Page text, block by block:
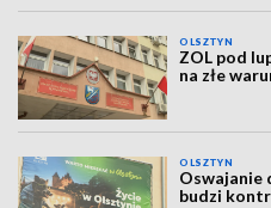
OLSZTYN
ZOL pod
na złe
OLSZTYN
Oswajanie
budzi